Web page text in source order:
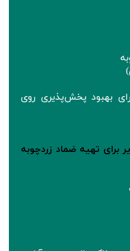
بهبود پخش‌پذیری روی
برای تهیه ضماد زردچوبه